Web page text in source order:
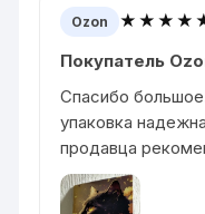
Ozon
Покупатель
Спасибо
упаковка
продавца